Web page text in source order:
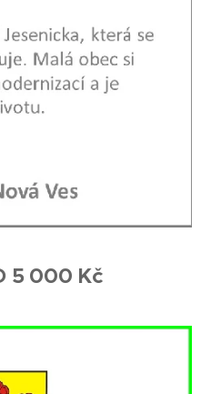
5 000 Kč